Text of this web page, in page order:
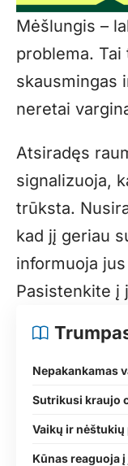
Mėšlungis –
problema.
skausmingas
neretai
Atsiradęs
signalizuoja,
trūksta.
kad jį geriau
informuoja
Pasistenkite į
Nepakankamas
Sutrikusi kraujo
Vaikų ir
Kūnas reaguoja